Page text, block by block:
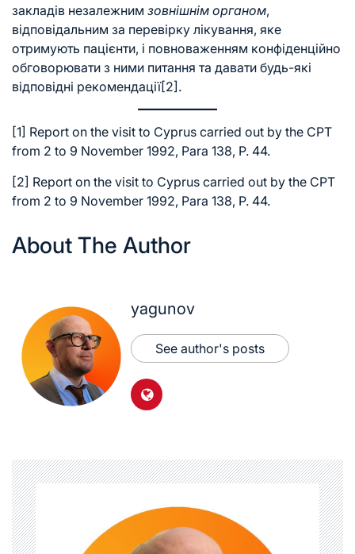
закладів незалежним зовнішнім органом,
відповідальним за перевірку лікування, яке
отримують пацієнти, і повноваженням конфіденційно
обговорювати з ними питання та давати будь-які
відповідні рекомендації[2] .
[1] Report on the visit to Cyprus carried out by the CPT
from 2 to 9 November 1992, Para 138, P. 44.
[2] Report on the visit to Cyprus carried out by the CPT
from 2 to 9 November 1992, Para 138, P. 44.
About The Author
yagunov
See author's posts